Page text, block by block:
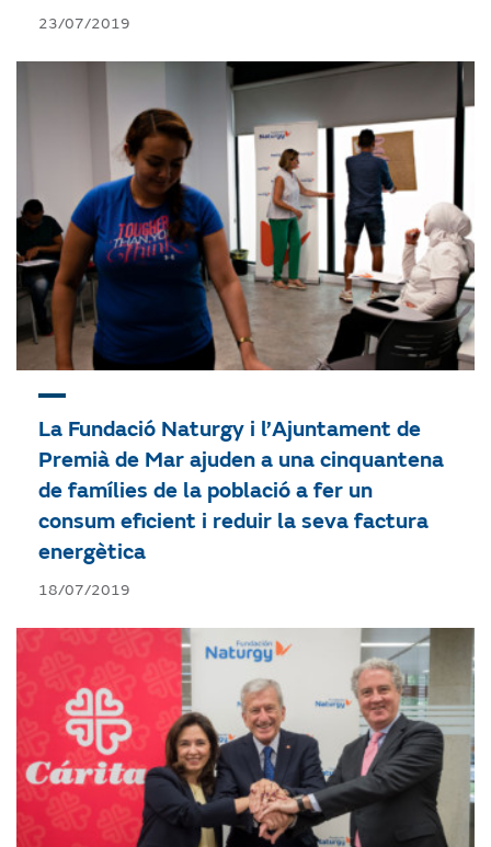
23/07/2019
La Fundació Naturgy i l’Ajuntament de
Premià de Mar ajuden a una cinquantena
de famílies de la població a fer un
consum eficient i reduir la seva factura
energètica
18/07/2019